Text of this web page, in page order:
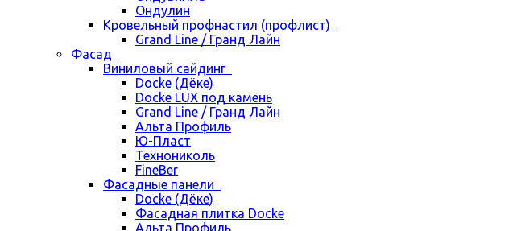
Ондулин
Кровельный профнастил (профлист)
Grand Line / Гранд Лайн
Фасад
Виниловый сайдинг
Docke (Дёке)
Docke LUX под камень
Grand Line / Гранд Лайн
Альта Профиль
Ю-Пласт
Технониколь
FineBer
Фасадные панели
Docke (Дёке)
Фасадная плитка Docke
Альта Профиль